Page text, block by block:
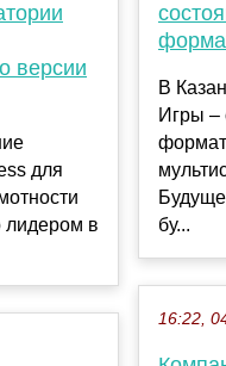
версии
для
лидером в
В
Игры –
бу...
16:22,